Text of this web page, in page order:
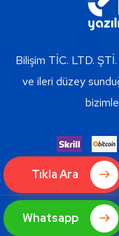
Tıkla Ara
Whatsapp
Bilişim TİC. LTD.
ve ileri düzey
Copyright